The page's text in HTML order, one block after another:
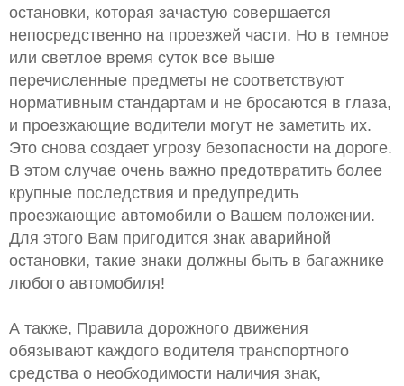
остановки, которая зачастую совершается
непосредственно на проезжей части. Но в темное
или светлое время суток все выше
перечисленные предметы не соответствуют
нормативным стандартам и не бросаются в глаза,
и проезжающие водители могут не заметить их.
Это снова создает угрозу безопасности на дороге.
В этом случае очень важно предотвратить более
крупные последствия и предупредить
проезжающие автомобили о Вашем положении.
Для этого Вам пригодится знак аварийной
остановки, такие знаки должны быть в багажнике
любого автомобиля!
А также, Правила дорожного движения
обязывают каждого водителя транспортного
средства о необходимости наличия знак,